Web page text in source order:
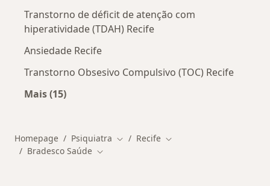
Transtorno de déficit de atenção com
hiperatividade (TDAH) Recife
Ansiedade Recife
Transtorno Obsesivo Compulsivo (TOC) Recife
Mais (15)
Homepage Psiquiatra Mudar de cidade
Recife Mudar de cidade
Bradesco Saúde Mudar de cidade